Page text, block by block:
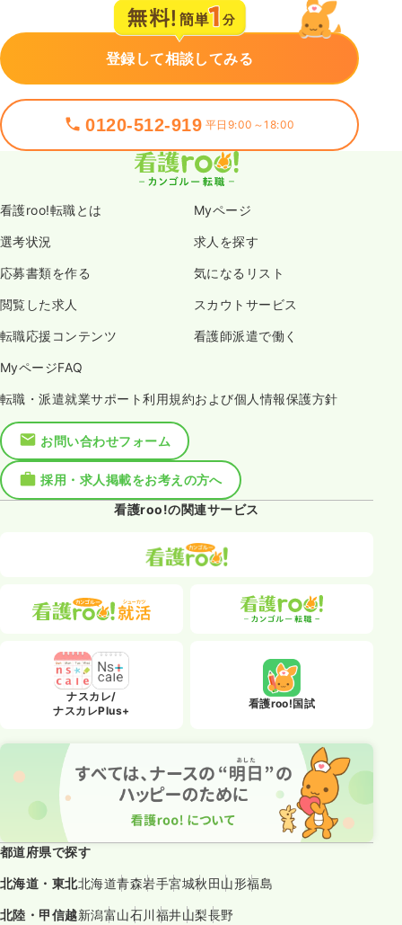
登録して相談してみる
0120-512-919 平日9:00～18:00
看護roo!転職とは Myページ
選考状況 求人を探す
応募書類を作る 気になるリスト
閲覧した求人 スカウトサービス
転職応援コンテンツ 看護師派遣で働く
MyページFAQ
転職・派遣就業サポート利用規約および個人情報保護方針
お問い合わせフォーム
採用・求人掲載をお考えの方へ
看護roo!の関連サービス
ナスカレ/
ナスカレPlus+
看護roo!国試
都道府県で探す
北海道・東北北海道青森岩手宮城秋田山形福島
北陸・甲信越新潟富山石川福井山梨長野